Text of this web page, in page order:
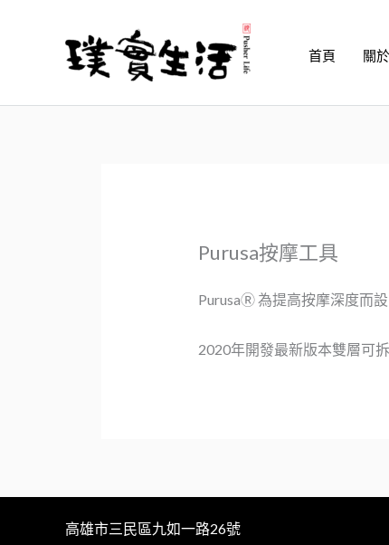
首頁 關
Purusa按摩工具
PurusaⓇ 為提高按摩深度而
2020年開發最新版本雙層可
高雄市三民區九如一路26號